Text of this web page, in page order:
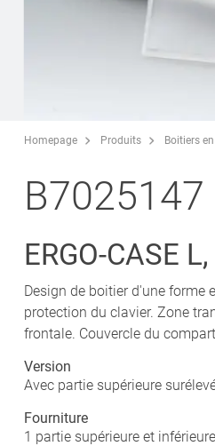
Homepage Produits Boitiers
B7025147
ERGO-CASE
Design de boitier d'une forme
protection du clavier. Zone
frontale. Couvercle du
Version
Avec partie supérieure
Fourniture
1 partie supérieure et